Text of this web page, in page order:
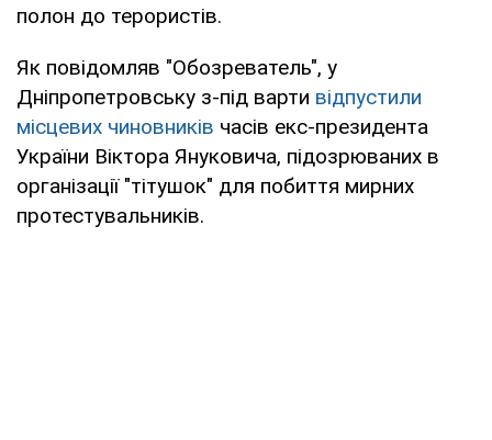
полон до терористів.
Як повідомляв "Обозреватель", у
Дніпропетровську з-під варти відпустили
місцевих чиновників часів екс-президента
України Віктора Януковича, підозрюваних в
організації "тітушок" для побиття мирних
протестувальників.